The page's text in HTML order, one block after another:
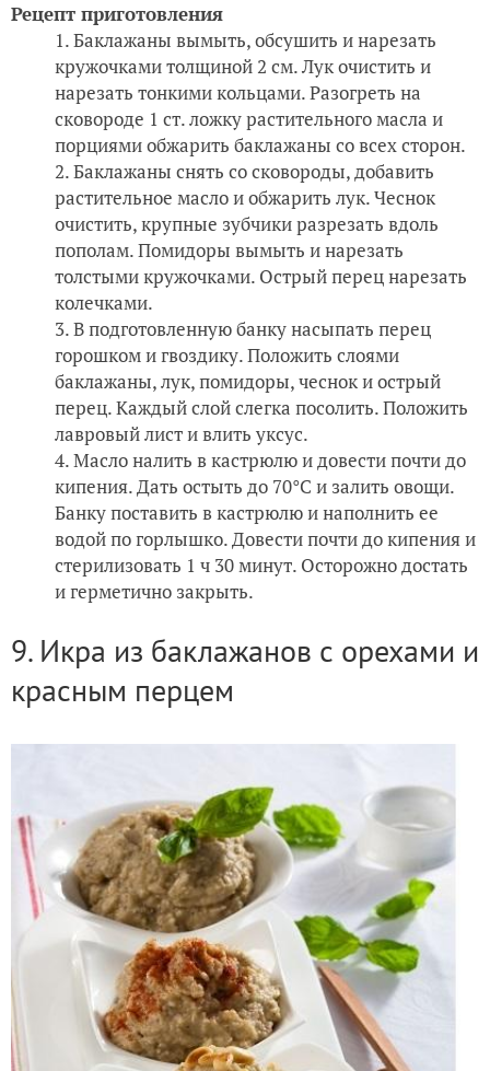
Рецепт приготовления
Баклажаны вымыть, обсушить и нарезать
кружочками толщиной 2 см. Лук очистить и
нарезать тонкими кольцами. Разогреть на
сковороде 1 ст. ложку растительного масла и
порциями обжарить баклажаны со всех сторон.
Баклажаны снять со сковороды, добавить
растительное масло и обжарить лук. Чеснок
очистить, крупные зубчики разрезать вдоль
пополам. Помидоры вымыть и нарезать
толстыми кружочками. Острый перец нарезать
колечками.
В подготовленную банку насыпать перец
горошком и гвоздику. Положить слоями
баклажаны, лук, помидоры, чеснок и острый
перец. Каждый слой слегка посолить. Положить
лавровый лист и влить уксус.
Масло налить в кастрюлю и довести почти до
кипения. Дать остыть до 70°C и залить овощи.
Банку поставить в кастрюлю и наполнить ее
водой по горлышко. Довести почти до кипения и
стерилизовать 1 ч 30 минут. Осторожно достать
и герметично закрыть.
9. Икра из баклажанов с орехами и
красным перцем